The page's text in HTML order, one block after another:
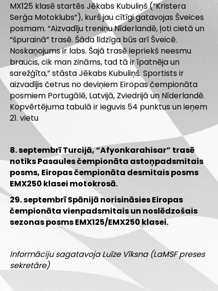
MX125 klasē startēs Jēkabs Kubuliņš (“Kristera
Serģa Motoklubs”), kurš jau cītīgi gatavojas Šveices
posmam. “Aizvadīju treniņu Nīderlandē, ļoti cietā un
“špurainā” trasē. Šāda līdzīga būs arī Šveicē.
Noskaņojums ir labs. Šajā trasē iepriekš neesmu
braucis, cik man zināms, tad tā ir īpatnēja un
sarežģīta,” stāsta Jēkabs Kubuliņš. Sportists ir
aizvadījis četrus no deviņiem Eiropas čempionāta
posmiem Portugālē, Latvijā, Zviedrijā un Nīderlandē.
Kopvērtējuma tabulā ir ieguvis 54 punktus un ieņem
21. vietu
.
8. septembrī Turcijā, “Afyonkarahisar” trasē
notiks Pasaules čempionāta astoņpadsmitais
posms, Eiropas čempionāta desmitais posms
EMX250 klasei motokrosā.
29. septembrī Spānijā norisināsies Eiropas
čempionāta vienpadsmitais un noslēdzošais
sezonas posms EMX125/EMX250 klasei.
Informāciju sagatavoja Luīze Vīksna (LaMSF preses
sekretāre)